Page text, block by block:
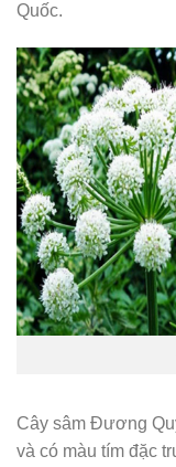
Quốc.
Cây sâm Đương
và có màu tím đặc